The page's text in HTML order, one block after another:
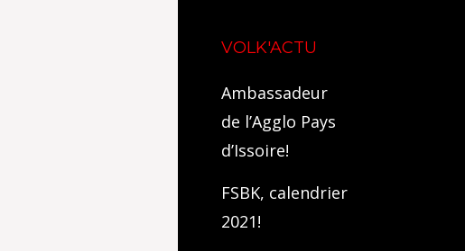
VOLK'ACTU
Ambassadeur
de l’Agglo Pays
d’Issoire!
FSBK, calendrier
2021!